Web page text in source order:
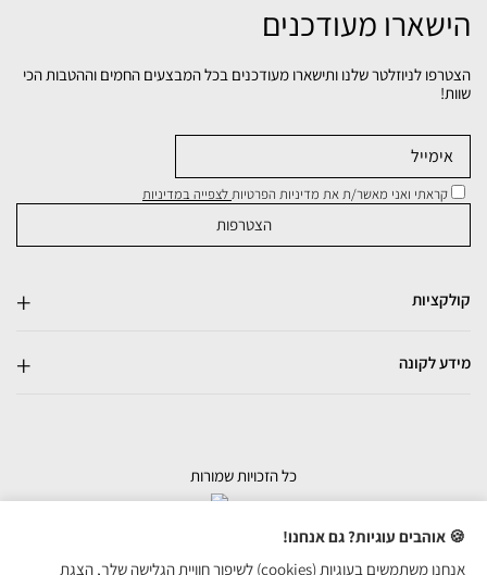
הישארו מעודכנים
הצטרפו לניוזלטר שלנו ותישארו מעודכנים בכל המבצעים החמים וההטבות הכי
שוות!
קראתי ואני מאשר/ת את מדיניות הפרטיותלצפייה במדיניות
קולקציות
מידע לקונה
בניית אתרי מכירות
כל הזכויות שמורות
🍪 אוהבים עוגיות? גם אנחנו!
אנחנו משתמשים בעוגיות (cookies) לשיפור חוויית הגלישה שלך, הצגת